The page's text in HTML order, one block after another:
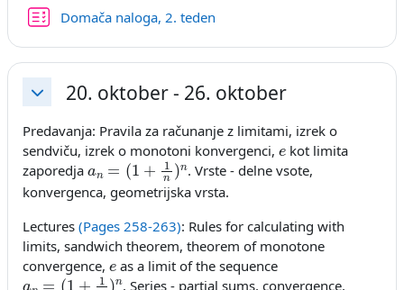
Domača naloga, 2. tedenKviz
Skrči 20. oktober - 26. oktober
Predavanja: Pravila za računanje z limitami, izrek o
sendviču, izrek o monotoni konvergenci, ekot limita
zaporedja an=(1+1n)n
. Vrste - delne vsote,
konvergenca, geometrijska vrsta.
Lectures (Pages 258-263): Rules for calculating with
limits, sandwich theorem, theorem of monotone
convergence, eas a limit of the sequence
an=(1+1n)n
. Series - partial sums, convergence,